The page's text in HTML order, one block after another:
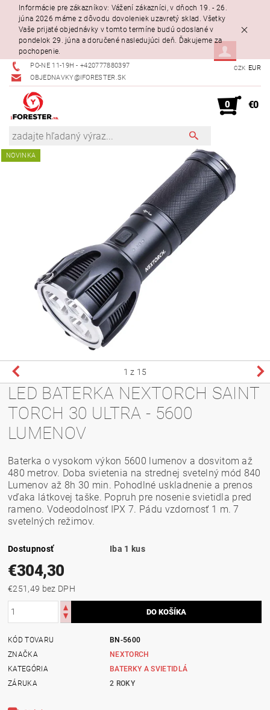
Informácie pre zákazníkov: Vážení zákazníci, v dňoch 19. - 26.
júna 2026 máme z dôvodu dovoleniek uzavretý sklad. Všetky
Vaše prijaté objednávky v tomto termíne budú odoslané v
pondelok 29. júna a doručené nasledujúci deň. Ďakujeme za
pochopenie.
PO-NE 11-19H - +420777880397
OBJEDNAVKY@IFORESTER.SK
CZK EUR
0 €0
NOVINKA
1 z 15
LED BATERKA NEXTORCH SAINT
TORCH 30 ULTRA - 5600
LUMENOV
Baterka o vysokom výkon 5600 lumenov a dosvitom až
480 metrov. Doba svietenia na strednej svetelný mód 840
Lumenov až 8h 30 min. Pohodlné uskladnenie a prenos
vďaka látkovej taške. Popruh pre nosenie svietidla pred
rameno. Vodeodolnosť IPX 7. Pádu vzdornosť 1 m. 7
svetelných režimov.
Dostupnosť Iba 1 kus
€304,30
€251,49 bez DPH
KÓD TOVARU
BN-5600
ZNAČKA
NEXTORCH
KATEGÓRIA
BATERKY A SVIETIDLÁ
ZÁRUKA
2 ROKY